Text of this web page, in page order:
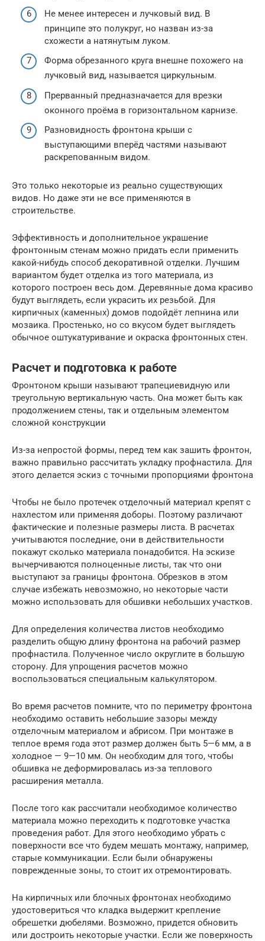
Не менее интересен и лучковый вид. В
принципе это полукруг, но назван из-за
схожести а натянутым луком.
Форма обрезанного круга внешне похожего на
лучковый вид, называется циркульным.
Прерванный предназначается для врезки
оконного проёма в горизонтальном карнизе.
Разновидность фронтона крыши с
выступающими вперёд частями называют
раскрепованным видом.
Это только некоторые из реально существующих
видов. Но даже эти не все применяются в
строительстве.
Эффективность и дополнительное украшение
фронтонным стенам можно придать если применить
какой-нибудь способ декоративной отделки. Лучшим
вариантом будет отделка из того материала, из
которого построен весь дом. Деревянные дома красиво
будут выглядеть, если украсить их резьбой. Для
кирпичных (каменных) домов подойдёт лепнина или
мозаика. Простенько, но со вкусом будет выглядеть
обычное оштукатуривание и окраска фронтонных стен.
Расчет и подготовка к работе
Фронтоном крыши называют трапециевидную или
треугольную вертикальную часть. Она может быть как
продолжением стены, так и отдельным элементом
сложной конструкции
Из-за непростой формы, перед тем как зашить фронтон,
важно правильно рассчитать укладку профнастила. Для
этого делается эскиз с точными пропорциями фронтона
Чтобы не было протечек отделочный материал крепят с
нахлестом или применяя доборы. Поэтому различают
фактические и полезные размеры листа. В расчетах
учитываются последние, они в действительности
покажут сколько материала понадобится. На эскизе
вычерчиваются полноценные листы, так что они
выступают за границы фронтона. Обрезков в этом
случае избежать невозможно, но некоторые части
можно использовать для обшивки небольших участков.
Для определения количества листов необходимо
разделить общую длину фронтона на рабочий размер
профнастила. Полученное число округлите в большую
сторону. Для упрощения расчетов можно
воспользоваться специальным калькулятором.
Во время расчетов помните, что по периметру фронтона
необходимо оставить небольшие зазоры между
отделочным материалом и абрисом. При монтаже в
теплое время года этот размер должен быть 5—6 мм, а в
холодное — 9—10 мм. Он необходим для того, чтобы
обшивка не деформировалась из-за теплового
расширения металла.
После того как рассчитали необходимое количество
материала можно переходить к подготовке участка
проведения работ. Для этого необходимо убрать с
поверхности все что будем мешать монтажу, например,
старые коммуникации. Если были обнаружены
поврежденные зоны, то стоит их отремонтировать.
На кирпичных или блочных фронтонах необходимо
удостовериться что кладка выдержит крепление
обрешетки дюбелями. Возможно, придется обновить
или достроить некоторые участки. Если же поверхность